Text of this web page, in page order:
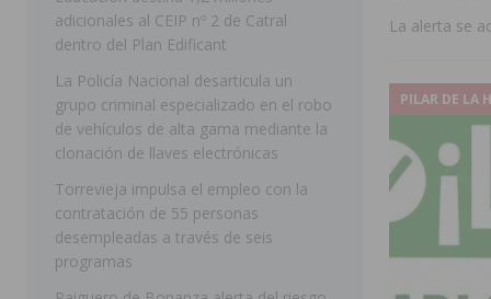
DOLORES
[ 07/08/2026 ] Orihuela cumple los objetivos de
ORIHUELA
[ 07/08/2026 ]
Orihuela organiza un concierto
Golf & Country Club
La alerta se
PILAR DE LA
adicionales al CEIP nº 2 de Catral
dentro del Plan Edificant
La Policía Nacional desarticula un
grupo criminal especializado en el robo
de vehículos de alta gama mediante la
clonación de llaves electrónicas
Torrevieja impulsa el empleo con la
contratación de 55 personas
desempleadas a través de seis
programas